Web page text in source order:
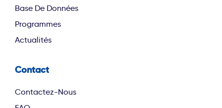
Base De Données
Programmes
Actualités
Contact
Contactez-Nous